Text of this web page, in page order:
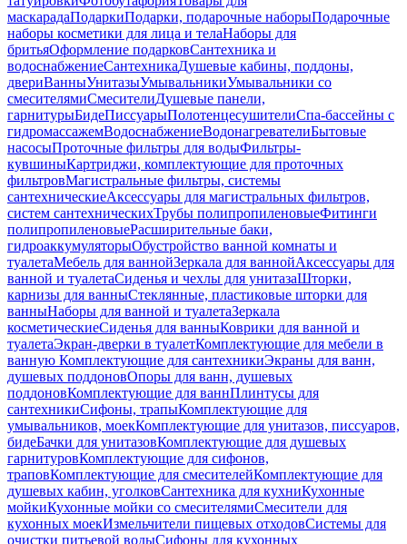
маскарадаПодаркиПодарки, подарочные наборыПодарочные
наборы косметики для лица и телаНаборы для
бритьяОформление подарковСантехника и
водоснабжениеСантехникаДушевые кабины, поддоны,
двериВанныУнитазыУмывальникиУмывальники со
смесителямиСмесителиДушевые панели,
гарнитурыБидеПиссуарыПолотенцесушителиСпа-бассейны с
гидромассажемВодоснабжениеВодонагревателиБытовые
насосыПроточные фильтры для водыФильтры-
кувшиныКартриджи, комплектующие для проточных
фильтровМагистральные фильтры, системы
сантехническиеАксессуары для магистральных фильтров,
систем сантехническихТрубы полипропиленовыеФитинги
полипропиленовыеРасширительные баки,
гидроаккумуляторыОбустройство ванной комнаты и
туалетаМебель для ваннойЗеркала для ваннойАксессуары для
ванной и туалетаСиденья и чехлы для унитазаШторки,
карнизы для ванныСтеклянные, пластиковые шторки для
ванныНаборы для ванной и туалетаЗеркала
косметическиеСиденья для ванныКоврики для ванной и
туалетаЭкран-дверки в туалетКомплектующие для мебели в
ванную Комплектующие для сантехникиЭкраны для ванн,
душевых поддоновОпоры для ванн, душевых
поддоновКомплектующие для ваннПлинтусы для
сантехникиСифоны, трапыКомплектующие для
умывальников, моекКомплектующие для унитазов, писсуаров,
бидеБачки для унитазовКомплектующие для душевых
гарнитуровКомплектующие для сифонов,
траповКомплектующие для смесителейКомплектующие для
душевых кабин, уголковСантехника для кухниКухонные
мойкиКухонные мойки со смесителямиСмесители для
кухонных моекИзмельчители пищевых отходовСистемы для
очистки питьевой водыСифоны для кухонных